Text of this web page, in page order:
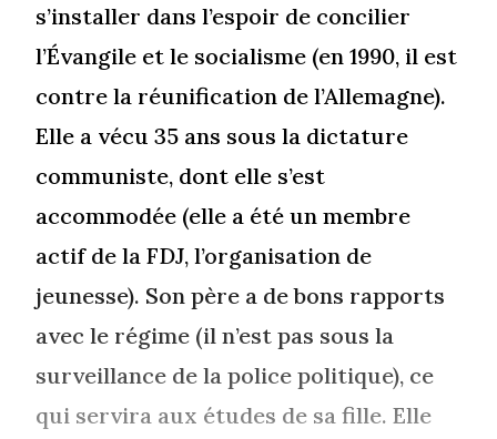
s’installer dans l’espoir de concilier
l’Évangile et le socialisme (en 1990, il est
contre la réunification de l’Allemagne).
Elle a vécu 35 ans sous la dictature
communiste, dont elle s’est
accommodée (elle a été un membre
actif de la FDJ, l’organisation de
jeunesse). Son père a de bons rapports
avec le régime (il n’est pas sous la
surveillance de la police politique), ce
qui servira aux études de sa fille. Elle